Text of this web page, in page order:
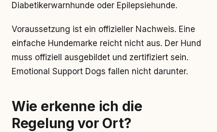
Diabetikerwarnhunde oder Epilepsiehunde.
Voraussetzung ist ein offizieller Nachweis. Eine
einfache Hundemarke reicht nicht aus. Der Hund
muss offiziell ausgebildet und zertifiziert sein.
Emotional Support Dogs fallen nicht darunter.
Wie erkenne ich die
Regelung vor Ort?